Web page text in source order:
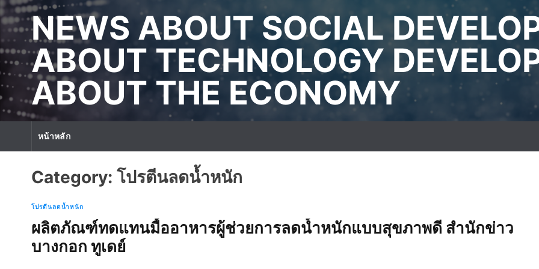
S
k
p
o
c
o
n
t
n
NEWS ABOUT SOCIAL
ABOUT TECHNOLOGY
ABOUT THE ECONOMY
หน้าหลัก
Category: โปรตีนลดน้ำหนัก
โปรตีนลดน้ำหนัก
ผลิตภัณฑ์ทดแทนมื้ออาหารผู้ช่วยการลดน้ำหนักแบบสุขภาพดี สำนักข่าว
บางกอก ทูเดย์